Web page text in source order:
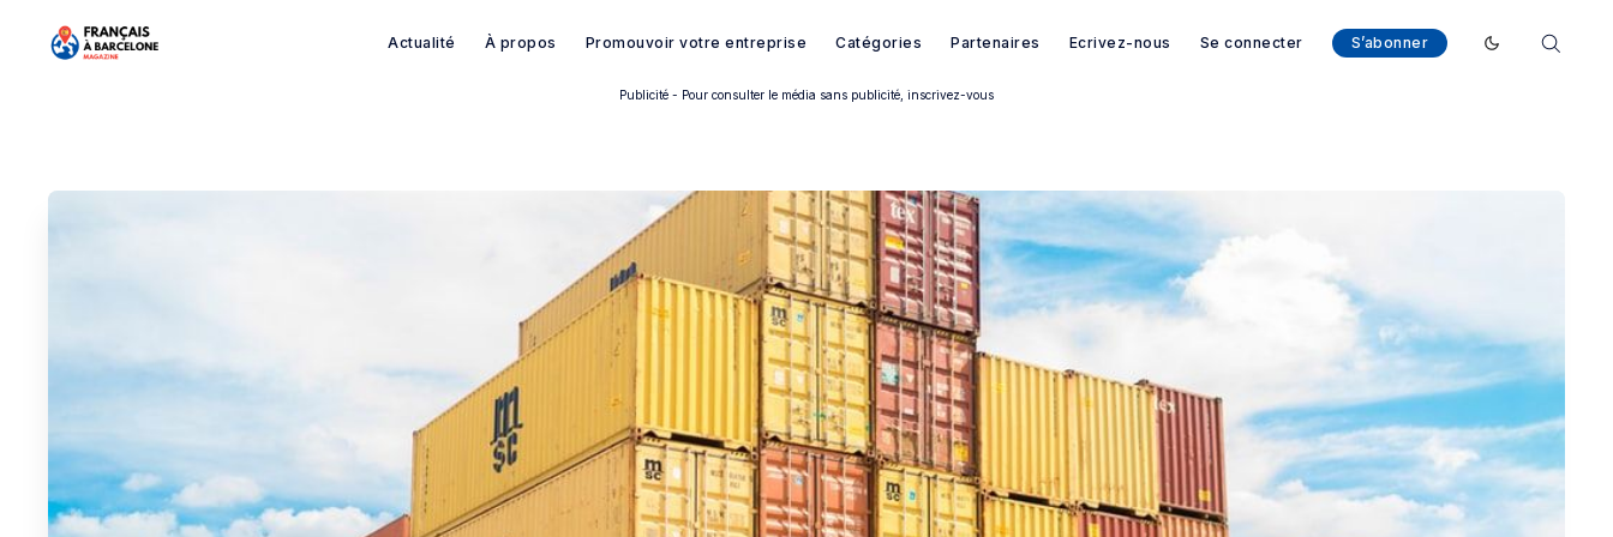
Actualité À propos Promouvoir votre entreprise Catégories Partenaires Ecrivez-nous Se connecter S’abonner
Enable dark mode
Rechercher dans Français à Barcelone - Magazine
Publicité - Pour consulter le média sans publicité, inscrivez-vous